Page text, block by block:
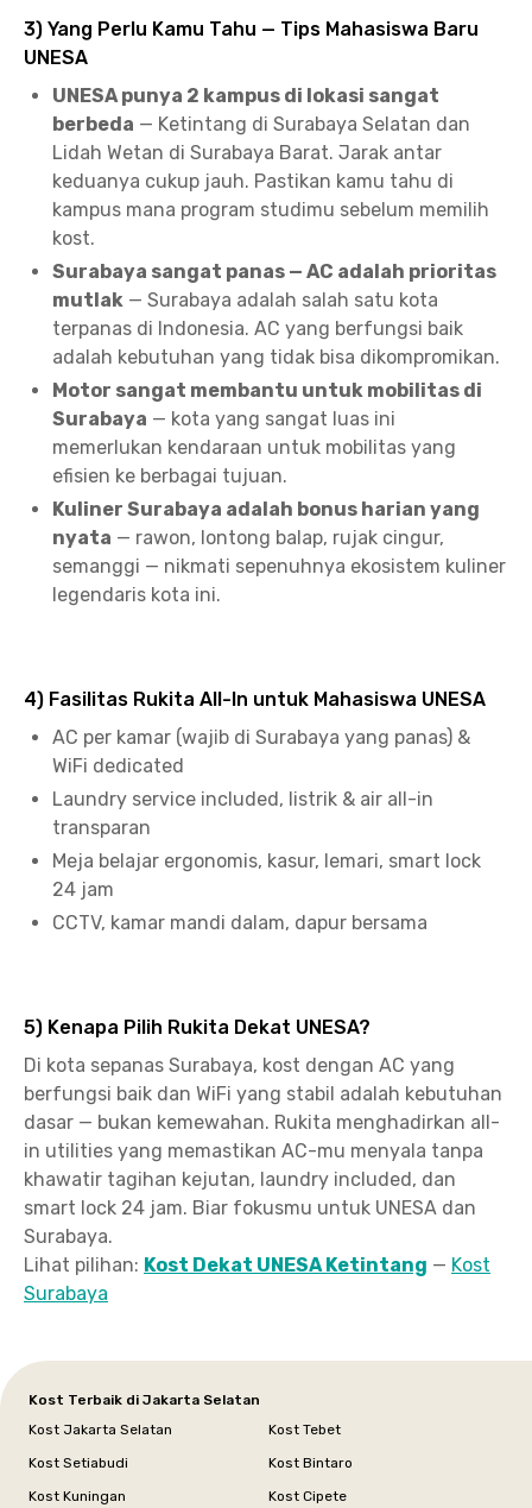
3) Yang Perlu Kamu Tahu — Tips Mahasiswa Baru
UNESA
UNESA punya 2 kampus di lokasi sangat
berbeda — Ketintang di Surabaya Selatan dan
Lidah Wetan di Surabaya Barat. Jarak antar
keduanya cukup jauh. Pastikan kamu tahu di
kampus mana program studimu sebelum memilih
kost.
Surabaya sangat panas — AC adalah prioritas
mutlak — Surabaya adalah salah satu kota
terpanas di Indonesia. AC yang berfungsi baik
adalah kebutuhan yang tidak bisa dikompromikan.
Motor sangat membantu untuk mobilitas di
Surabaya — kota yang sangat luas ini
memerlukan kendaraan untuk mobilitas yang
efisien ke berbagai tujuan.
Kuliner Surabaya adalah bonus harian yang
nyata — rawon, lontong balap, rujak cingur,
semanggi — nikmati sepenuhnya ekosistem kuliner
legendaris kota ini.
4) Fasilitas Rukita All-In untuk Mahasiswa UNESA
AC per kamar (wajib di Surabaya yang panas) &
WiFi dedicated
Laundry service included, listrik & air all-in
transparan
Meja belajar ergonomis, kasur, lemari, smart lock
24 jam
CCTV, kamar mandi dalam, dapur bersama
5) Kenapa Pilih Rukita Dekat UNESA?
Di kota sepanas Surabaya, kost dengan AC yang
berfungsi baik dan WiFi yang stabil adalah kebutuhan
dasar — bukan kemewahan. Rukita menghadirkan all-
in utilities yang memastikan AC-mu menyala tanpa
khawatir tagihan kejutan, laundry included, dan
smart lock 24 jam. Biar fokusmu untuk UNESA dan
Surabaya.
Lihat pilihan: Kost Dekat UNESA Ketintang — Kost
Surabaya
Kost Terbaik di Jakarta Selatan
Kost Jakarta Selatan
Kost Tebet
Kost Setiabudi
Kost Bintaro
Kost Kuningan
Kost Cipete